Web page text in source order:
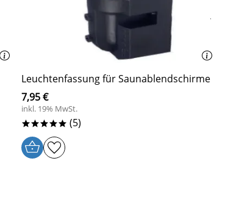
Leuchtenfassung für Saunablendschirme
7,95 €
inkl. 19% MwSt.
***** (5)